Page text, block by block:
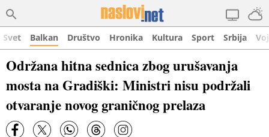
Svet Balkan Društvo Hronika Kultura Sport Srbija
Održana hitna sednica zbog urušavanja
mosta na Gradiški: Ministri nisu podržali
otvaranje novog graničnog prelaza